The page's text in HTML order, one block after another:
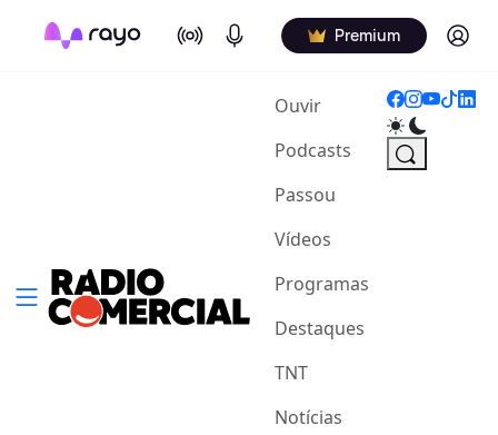
On Air Podcasts Premium Log in
Ouvir(current)
Podcasts
Passou
Vídeos
Programas
Destaques
TNT
Notícias